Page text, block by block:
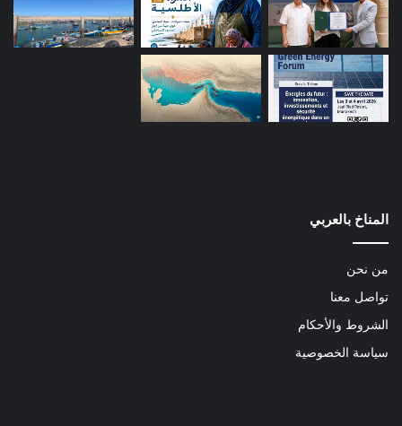
المناخ بالعربي
من نحن
تواصل معنا
الشروط والأحكام
سياسة الخصوصية